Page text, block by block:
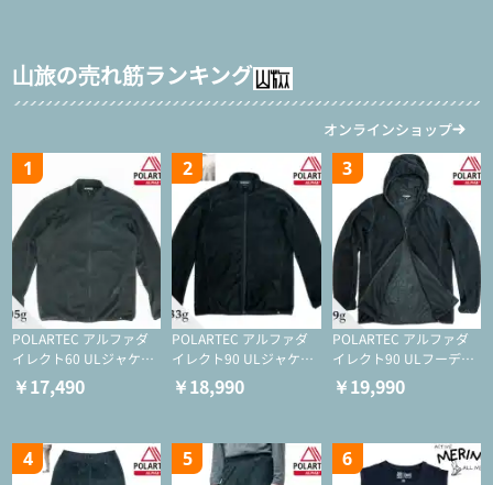
山旅の売れ筋ランキング
オンラインショップ
1
POLARTEC アルファダ
イレクト60 ULジャケッ
ト（登山/ミドルレイヤ
ー/化繊ジャケット）
￥17,490
2
POLARTEC アルファダ
イレクト90 ULジャケッ
ト（アクティブインサレ
ーション/ミドルレイヤ
￥18,990
3
POLARTEC アルファダ
イレクト90 ULフーディ
（アクティブインサレー
ション/ミドルレイヤー/
￥19,990
4 5 6